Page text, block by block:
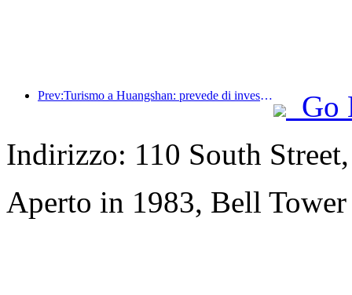
Prev:Turismo a Huangshan: prevede di investire 530 milioni di yuan nella ristrutturazione degli hotel
Go
Indirizzo: 110 South
Aperto in 1983, Bell